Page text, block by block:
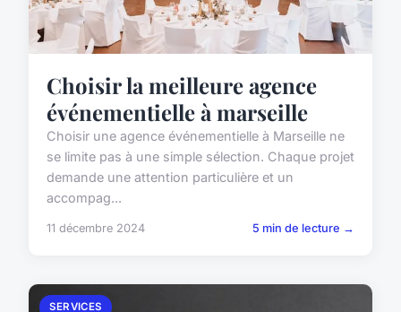
Choisir la meilleure agence
événementielle à marseille
Choisir une agence événementielle à Marseille ne
se limite pas à une simple sélection. Chaque projet
demande une attention particulière et un
accompag...
11 décembre 2024 5 min de lecture →
SERVICES